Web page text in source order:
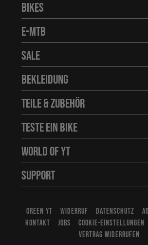
Bikes
E-MTB
Sale
Bekleidung
Teile & Zubehör
Teste ein Bike
World of YT
Support
GREEN YT WIDERRUF DATENSCHUTZ
KONTAKT
JOBS COOKIE-EINSTELLUNGEN
VERTRAG WIDERRUFEN